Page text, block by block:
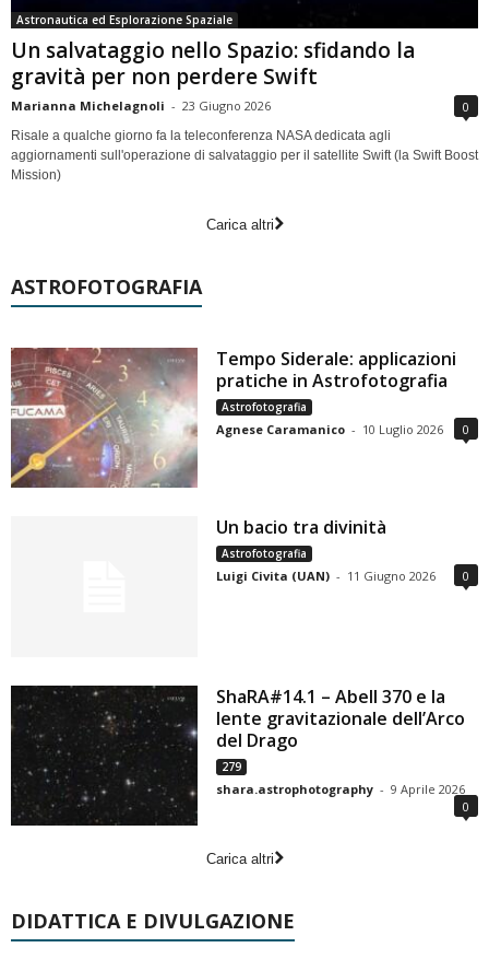
Astronautica ed Esplorazione Spaziale
Un salvataggio nello Spazio: sfidando la
gravità per non perdere Swift
Marianna Michelagnoli - 23 Giugno 2026 0
Risale a qualche giorno fa la teleconferenza NASA dedicata agli
aggiornamenti sull'operazione di salvataggio per il satellite Swift (la Swift Boost
Mission)
Carica altri
ASTROFOTOGRAFIA
Tempo Siderale: applicazioni
pratiche in Astrofotografia
Astrofotografia
Agnese Caramanico - 10 Luglio 2026 0
Un bacio tra divinità
Astrofotografia
Luigi Civita (UAN) - 11 Giugno 2026 0
ShaRA#14.1 – Abell 370 e la
lente gravitazionale dell’Arco
del Drago
279
shara.astrophotography - 9 Aprile 2026
0
Carica altri
DIDATTICA E DIVULGAZIONE